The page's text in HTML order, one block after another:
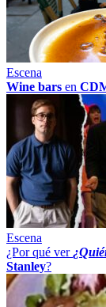
Escena
Wine bars en
Escena
¿Por qué ver
Stanley?